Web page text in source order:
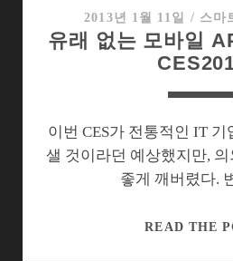
2013년 1월 11일 / 스마
유래 없는 모바일
이번 CES가 전통적인 IT
샐 것이라던 예상했지만,
좋게 깨버렸다.
READ THE